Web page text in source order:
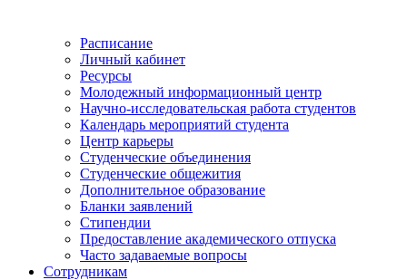
Расписание
Личный кабинет
Ресурсы
Молодежный информационный центр
Научно-исследовательская работа студентов
Календарь мероприятий студента
Центр карьеры
Студенческие объединения
Студенческие общежития
Дополнительное образование
Бланки заявлений
Стипендии
Предоставление академического отпуска
Часто задаваемые вопросы
Сотрудникам